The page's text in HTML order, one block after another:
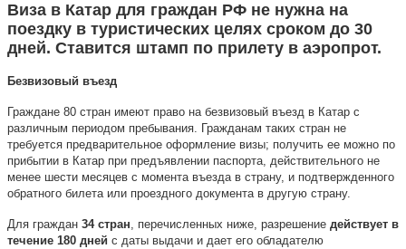
Виза в Катар для граждан РФ не нужна на
поездку в туристических целях сроком до 30
дней. Ставится штамп по прилету в аэропрот.
Безвизовый въезд
Граждане 80 стран имеют право на безвизовый въезд в Катар с
различным периодом пребывания. Гражданам таких стран не
требуется предварительное оформление визы; получить ее можно по
прибытии в Катар при предъявлении паспорта, действительного не
менее шести месяцев с момента въезда в страну, и подтвержденного
обратного билета или проездного документа в другую страну.
Для граждан 34 стран, перечисленных ниже, разрешение действует в
течение 180 дней с даты выдачи и дает его обладателю